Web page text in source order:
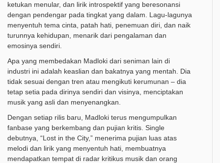
ketukan menular, dan lirik introspektif yang beresonansi
dengan pendengar pada tingkat yang dalam. Lagu-lagunya
menyentuh tema cinta, patah hati, penemuan diri, dan naik
turunnya kehidupan, menarik dari pengalaman dan
emosinya sendiri.
Apa yang membedakan Madloki dari seniman lain di
industri ini adalah keaslian dan bakatnya yang mentah. Dia
tidak sesuai dengan tren atau mengikuti kerumunan – dia
tetap setia pada dirinya sendiri dan visinya, menciptakan
musik yang asli dan menyenangkan.
Dengan setiap rilis baru, Madloki terus mengumpulkan
fanbase yang berkembang dan pujian kritis. Single
debutnya, “Lost in the City,” menerima pujian luas atas
melodi dan lirik yang menyentuh hati, membuatnya
mendapatkan tempat di radar kritikus musik dan orang